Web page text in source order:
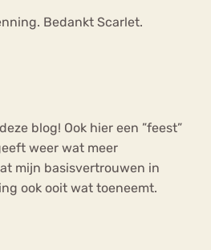
Bedankt Scarlet.
blog! Ook hier een ”feest”
weer wat meer
mijn basisvertrouwen in
ook ooit wat toeneemt.